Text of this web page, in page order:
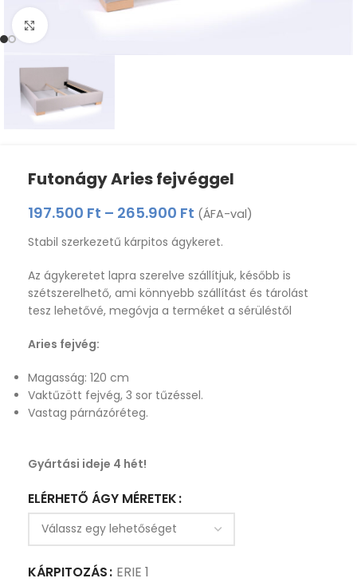
Futonágy Aries fejvéggel
197.500 Ft – 265.900 Ft (ÁFA-val)
Stabil szerkezetű kárpitos ágykeret.
Az ágykeretet lapra szerelve szállítjuk, később is
szétszerelhető, ami könnyebb szállítást és tárolást
tesz lehetővé, megóvja a terméket a sérüléstől
Aries fejvég:
Magasság: 120 cm
Vaktűzött fejvég, 3 sor tűzéssel.
Vastag párnázóréteg.
Gyártási ideje 4 hét!
ELÉRHETŐ ÁGY MÉRETEK
KÁRPITOZÁS ERIE 1